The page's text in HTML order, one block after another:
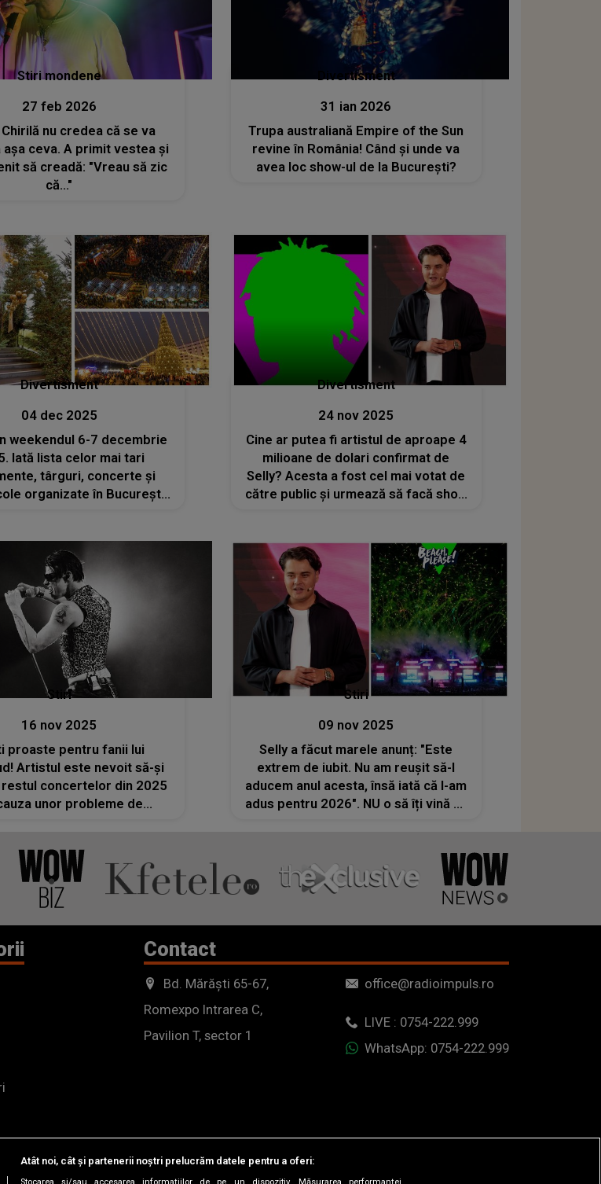
Stiri mondene
27 feb 2026
nu credea că se va
așa ceva. A primit vestea și
să creadă: "Vreau să zic
că..."
Divertisment
31 ian 2026
Trupa australiană Empire of the Sun
revine în România! Când și unde va
avea loc show-ul de la București?
Divertisment
04 dec 2025
weekendul 6-7 decembrie
Iată lista celor mai tari
târguri, concerte și
organizate în București
Divertisment
24 nov 2025
Cine ar putea fi artistul de aproape 4
milioane de dolari confirmat de
Selly? Acesta a fost cel mai votat de
către public și urmează să facă show
Stiri
16 nov 2025
proaste pentru fanii lui
Artistul este nevoit să-și
restul concertelor din 2025
unor probleme de
că nu pot să mă joc. Îmi pare
foarte rău”
Stiri
09 nov 2025
Selly a făcut marele anunț: "Este
extrem de iubit. Nu am reușit să-l
aducem anul acesta, însă iată că l-am
adus pentru 2026". NU o să îți vină să
Contact
Bd. Mărăști 65-67,
Romexpo Intrarea C,
Pavilion T, sector 1
office@radioimpuls.ro
LIVE : 0754-222.999
WhatsApp: 0754-222.999
Atât noi, cât și partenerii noștri prelucrăm datele pentru a oferi: